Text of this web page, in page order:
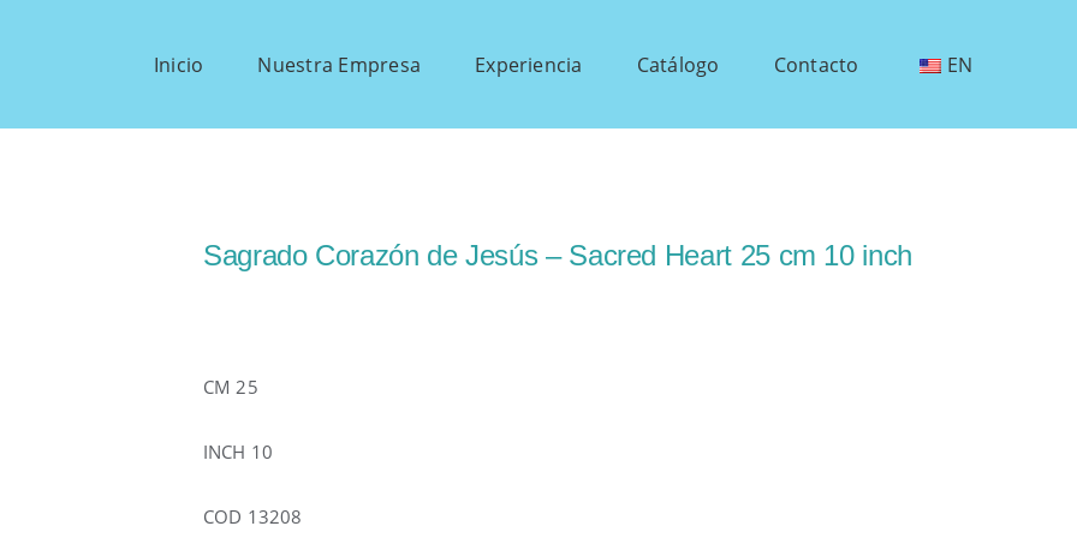
Inicio Nuestra Empresa Experiencia Catálogo Contacto EN
Sagrado Corazón de Jesús – Sacred Heart 25 cm 10 inch
CM 25
INCH 10
COD 13208